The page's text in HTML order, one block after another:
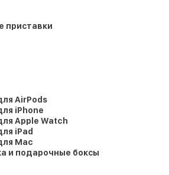
приставки
AirPods
iPhone
Apple Watch
iPad
Mac
и подарочные боксы